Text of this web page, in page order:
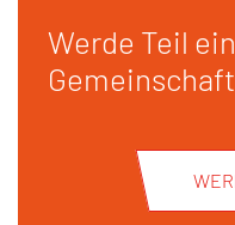
Werde Teil
Gemeinschaft